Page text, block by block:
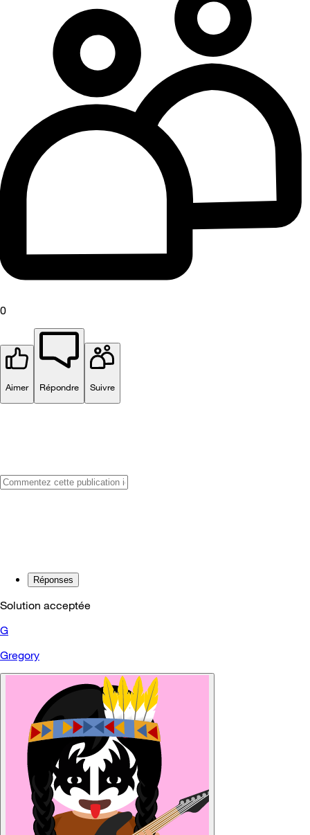
0
Aimer Répondre Suivre
Réponses
Solution acceptée
G
Gregory